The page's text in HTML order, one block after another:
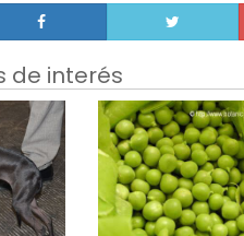
de interés